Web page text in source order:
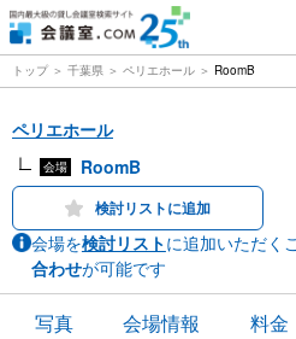
トップ 千葉県 ペリエホール RoomB
ペリエホール
会場 RoomB
検討リストに追加
会場を検討リストに追加いただく
合わせが可能です
写真 会場情報 料金